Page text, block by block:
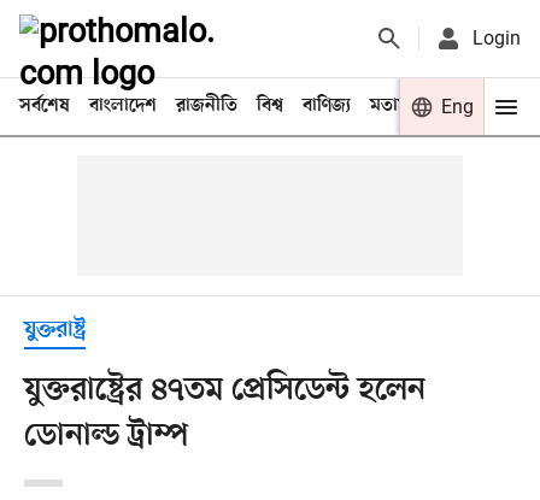
Login
সর্বশেষ বাংলাদেশ রাজনীতি বিশ্ব বাণিজ্য মতামত খেলা
Eng
যুক্তরাষ্ট্র
যুক্তরাষ্ট্রের ৪৭তম প্রেসিডেন্ট হলেন
ডোনাল্ড ট্রাম্প